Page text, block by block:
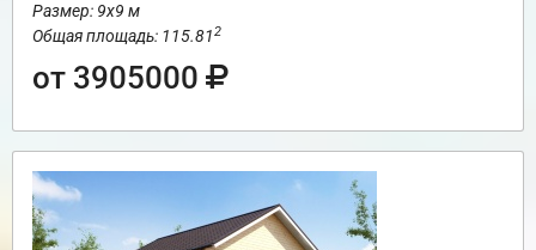
Размер: 9х9 м
Общая площадь: 115.812
от 3905000